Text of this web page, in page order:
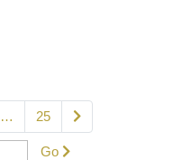
… 25
Go